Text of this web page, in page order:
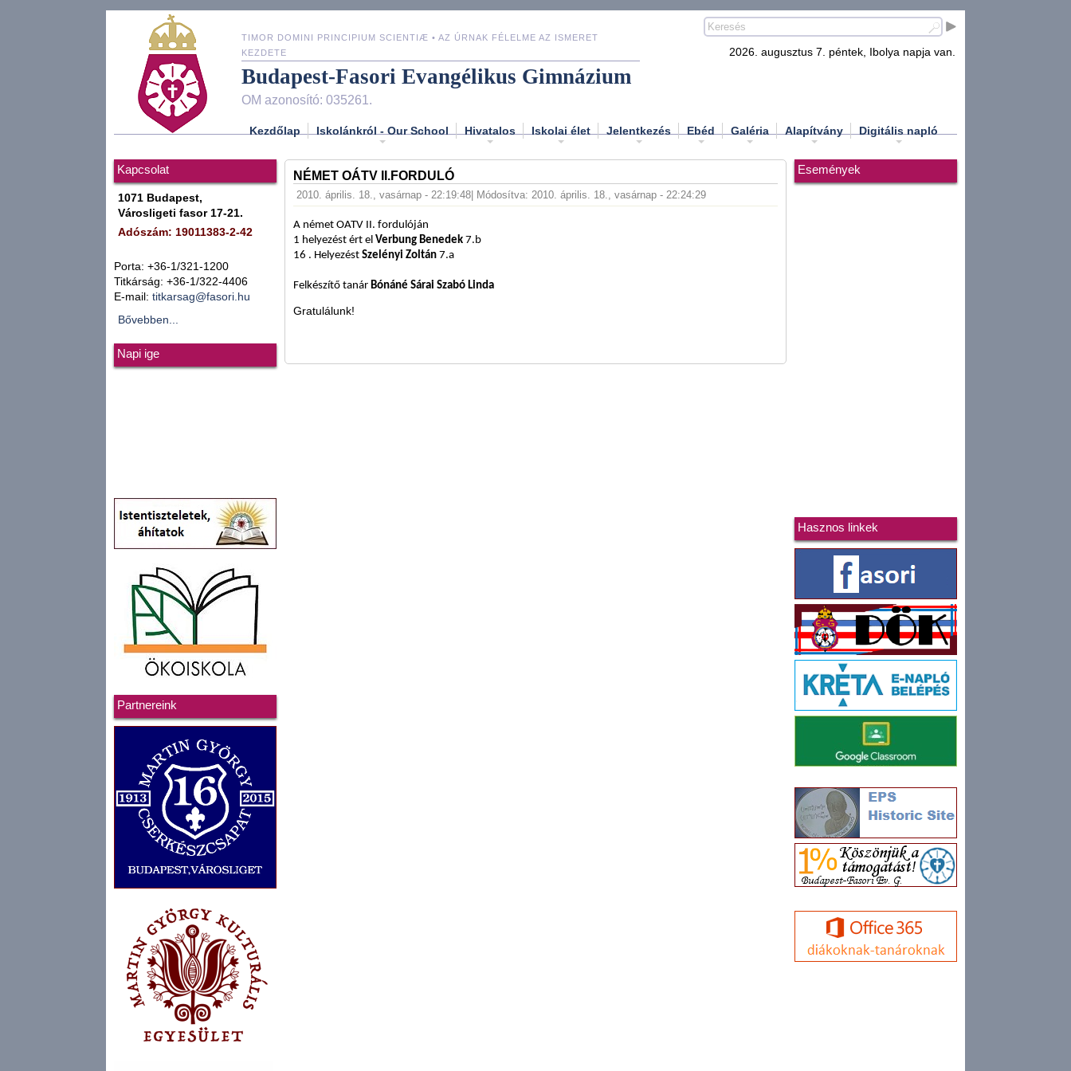
TIMOR DOMINI PRINCIPIUM SCIENTIÆ • AZ ÚRNAK FÉLELME AZ ISMERET
KEZDETE
Budapest-Fasori Evangélikus Gimnázium
OM azonosító: 035261.
2026. augusztus 7. péntek, Ibolya napja van.
Kezdőlap Iskolánkról - Our School Hivatalos Iskolai élet Jelentkezés Ebéd Galéria Alapítvány Digitális napló
Kapcsolat
1071 Budapest,
Városligeti fasor 17-21.
Adószám: 19011383-2-42
Porta: +36-1/321-1200
Titkárság: +36-1/322-4406
E-mail: titkarsag@fasori.hu
Bővebben...
Napi ige
Partnereink
NÉMET OÁTV II.FORDULÓ
2010. április. 18., vasárnap - 22:19:48 | Módosítva: 2010. április. 18., vasárnap - 22:24:29
A német OATV II. fordulóján
1 helyezést ért el Verbung Benedek 7.b
16 . Helyezést Szelényi Zoltán 7.a
Felkészítő tanár Bónáné Sárai Szabó Linda
Gratulálunk!
Események
Hasznos linkek